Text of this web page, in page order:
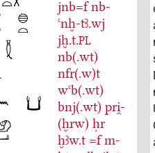
jnb=f nb-
ꜥnḫ-tꜣ.wj
jḫ.t.PL
nb(.wt)
nfr(.w)t
wꜥb(.wt)
bnj(.wt) pri̯-
(ḫrw) ḥr
ḫꜣw.t =f m-